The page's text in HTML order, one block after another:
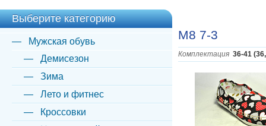
M8 7-3
Комплектация 36-41
Выберите категорию
Мужская обувь
Демисезон
Зима
Лето и фитнес
Кроссовки